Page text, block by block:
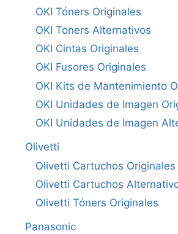
OKI Tóners Originales
OKI Toners Alternativos
OKI Cintas Originales
OKI Fusores Originales
OKI Kits de Mantenimiento
OKI Unidades de Imagen
OKI Unidades de Imagen
Olivetti
Olivetti Cartuchos Originales
Olivetti Cartuchos
Olivetti Tóners Originales
Panasonic